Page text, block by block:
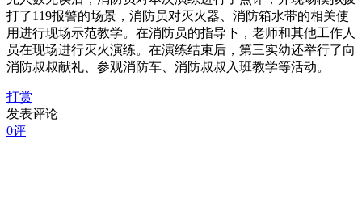
打了119报警的场景，消防员对灭火器、消防箱水带的相关使
用进行现场示范教学。在消防员的指导下，老师和其他工作人
员在现场进行灭火演练。在演练结束后，第三实幼还举行了向
消防叔叔献礼、参观消防车、消防叔叔入班教学等活动。
打赏
发表评论
0评